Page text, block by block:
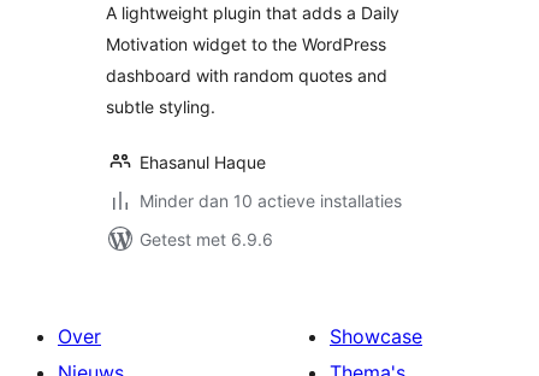
A lightweight plugin that adds a Daily
Motivation widget to the WordPress
dashboard with random quotes and
subtle styling.
Ehasanul Haque
Minder dan 10 actieve installaties
Getest met 6.9.6
Over
Showcase